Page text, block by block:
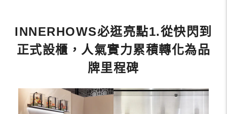
INNERHOWS必逛亮點1.從快閃到
正式設櫃，人氣實力累積轉化為品
牌里程碑